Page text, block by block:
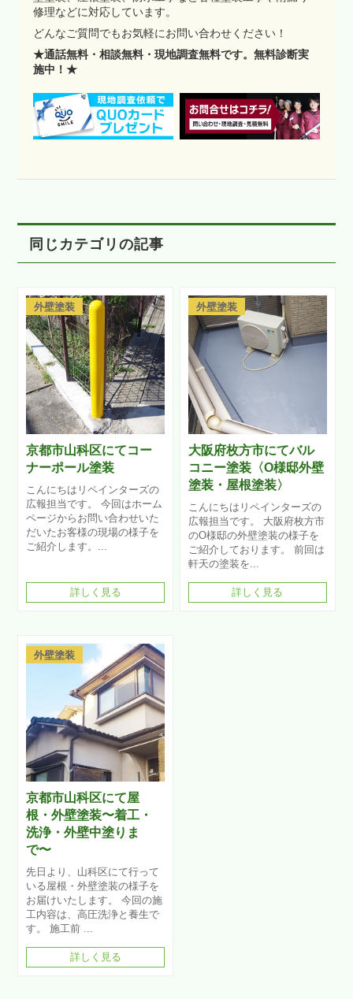
修理などに対応しています。
どんなご質問でもお気軽にお問い合わせください！
★通話無料・相談無料・現地調査無料です。無料診断実
施中！★
同じカテゴリの記事
外壁塗装
京都市山科区にてコー
ナーポール塗装
こんにちはリペインターズの
広報担当です。 今回はホーム
ページからお問い合わせいた
だいたお客様の現場の様子を
ご紹介します。...
詳しく見る
外壁塗装
大阪府枚方市にてバル
コニー塗装〈O様邸外壁
塗装・屋根塗装〉
こんにちはリペインターズの
広報担当です。 大阪府枚方市
のO様邸の外壁塗装の様子を
ご紹介しております。 前回は
軒天の塗装を...
詳しく見る
外壁塗装
京都市山科区にて屋
根・外壁塗装〜着工・
洗浄・外壁中塗りま
で〜
先日より、山科区にて行って
いる屋根・外壁塗装の様子を
お届けいたします。 今回の施
工内容は、高圧洗浄と養生で
す。 施工前 ...
詳しく見る